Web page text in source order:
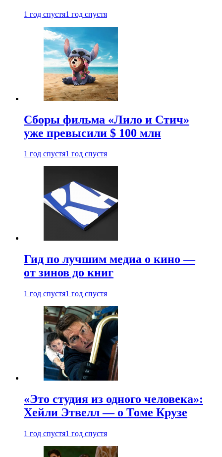
1 год спустя1 год спустя
Сборы фильма «Лило и Стич»
уже превысили $ 100 млн
1 год спустя1 год спустя
Гид по лучшим медиа о кино —
от зинов до книг
1 год спустя1 год спустя
«Это студия из одного человека»:
Хейли Этвелл — о Томе Крузе
1 год спустя1 год спустя